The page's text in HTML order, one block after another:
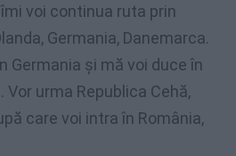
voi continua ruta prin
Germania, Danemarca.
Germania și mă voi duce în
urma Republica Cehă,
care voi intra în România,